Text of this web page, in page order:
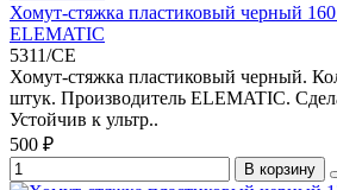
Хомут-стяжка пластиковый черный
ELEMATIC
5311/CE
Хомут-стяжка пластиковый черный.
штук. Производитель ELEMATIC.
Устойчив к ультр..
500 ₽
В корзину